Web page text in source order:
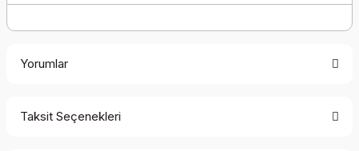
Yorumlar
Taksit Seçenekleri